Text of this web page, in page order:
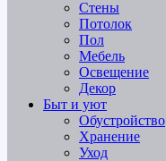
Стены
Потолок
Пол
Мебель
Освещение
Декор
Быт и уют
Обустройство
Хранение
Уход